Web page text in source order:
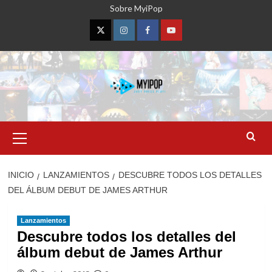
Sobre MyiPop
TwitterInstagramFacebookYouTube
primario
INICIO LANZAMIENTOS
DESCUBRE TODOS LOS DETALLES
DEL ÁLBUM DEBUT DE JAMES ARTHUR
Lanzamientos
Descubre todos los detalles del
álbum debut de James Arthur